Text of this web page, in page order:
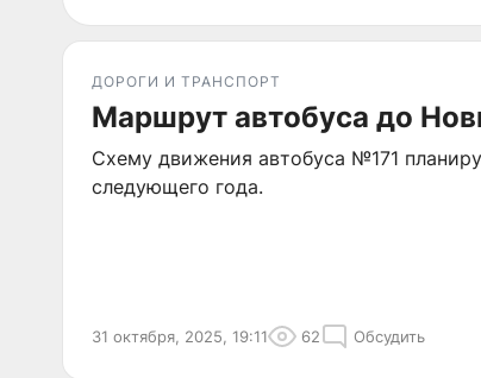
ДОРОГИ И ТРАНСПОРТ
Маршрут автобуса до
Схему движения автобуса №171
следующего года.
31 октября, 2025, 19:11 62 Обсудить